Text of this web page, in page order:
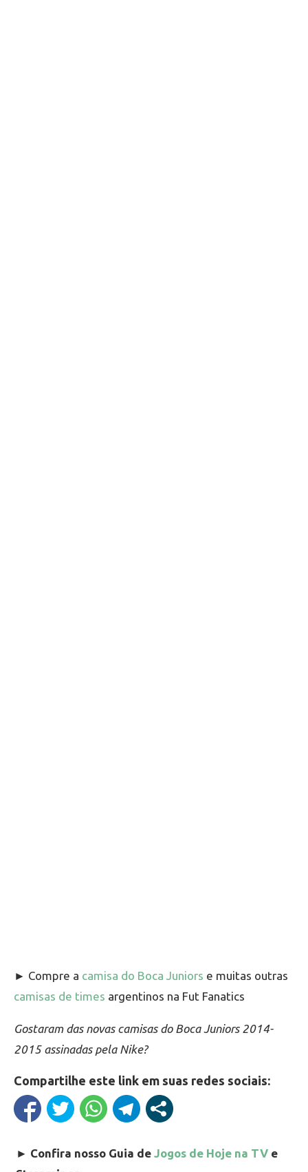
► Compre a camisa do Boca Juniors e muitas outras
camisas de times argentinos na Fut Fanatics
Gostaram das novas camisas do Boca Juniors 2014-
2015 assinadas pela Nike?
Compartilhe este link em suas redes sociais:
► Confira nosso Guia de Jogos de Hoje na TV e